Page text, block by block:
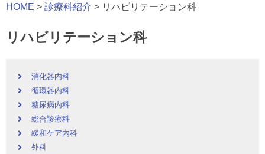
HOME > 診療科紹介 > リハビリテーション科
リハビリテーション科
消化器内科
循環器内科
糖尿病内科
総合診療科
緩和ケア内科
外科